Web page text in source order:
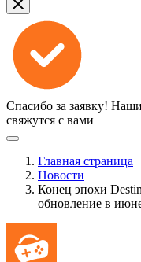
Спасибо за заявку! Наши
свяжутся с вами
Главная страница
Новости
Конец эпохи
обновление в